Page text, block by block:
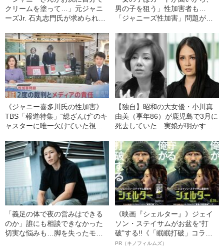
クリームを塗って…」元ジャニ
ーズJr. 石丸志門氏が求められた
男の子を狙う」性加害者も…
「ジャニーズ性加害」問題がい
もの”
《ジャニー喜多川氏の性加害》
TBS「報道特集」“総ざんげ”のキ
ャスターに唯一欠けていた視点
【独自】昭和の大女優・小川真
由美（享年86）が鹿児島で3月に
死去していた 実娘が明かす
「義足の体で夜の営みはできる
のか」誰にも相談できなかった
切実な悩みも…脚を失ったモデ
《映画『シェルター』》ジェイ
ソン・ステイサムがお盆を“打
破”する!!《「眠眠打破」コラ
ボ》
PR（キノフィルムズ）